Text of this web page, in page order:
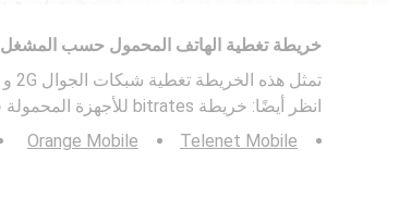
خريطة تغطية الهاتف المحمول حسب المشغل
انظر أيضًا: خريطة bitrates للأجهزة المحمولة في
Telenet Mobile
Orange Mobile